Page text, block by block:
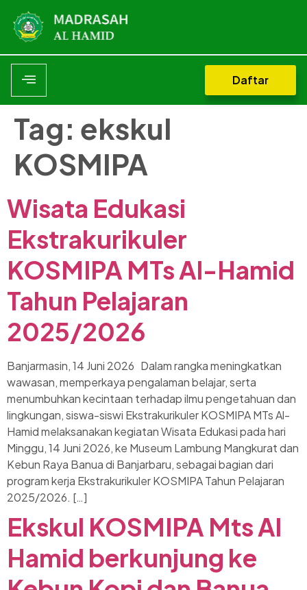
Daftar
Tag: ekskul
KOSMIPA
Wisata Edukasi
Ekstrakurikuler
KOSMIPA MTs Al-Hamid
Tahun Pelajaran
2025/2026
Banjarmasin, 14 Juni 2026 Dalam rangka meningkatkan
wawasan, memperkaya pengalaman belajar, serta
menumbuhkan kecintaan terhadap ilmu pengetahuan dan
lingkungan, siswa-siswi Ekstrakurikuler KOSMIPA MTs Al-
Hamid melaksanakan kegiatan Wisata Edukasi pada hari
Minggu, 14 Juni 2026, ke Museum Lambung Mangkurat dan
Kebun Raya Banua di Banjarbaru, sebagai bagian dari
program kerja Ekstrakurikuler KOSMIPA Tahun Pelajaran
2025/2026. […]
Ekskul KOSMIPA Mts Al
Hamid berkunjung ke